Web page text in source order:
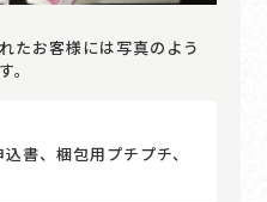
たお客様には写真のよう
。
書、梱包用プチプチ、